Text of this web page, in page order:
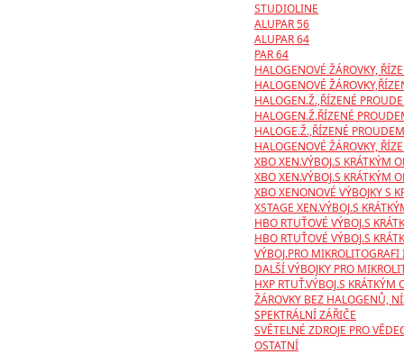
STUDIOLINE
ALUPAR 56
ALUPAR 64
PAR 64
HALOGENOVÉ ŽÁROVKY,
HALOGENOVÉ
HALOGEN.Ž.,ŘÍZENÉ
HALOGEN.Ž.ŘÍZENÉ
HALOGE.Ž.,ŘÍZENÉ
HALOGENOVÉ ŽÁROVKY,
XBO XEN.VÝBOJ.S KRÁTKÝM
XBO XEN.VÝBOJ.S KRÁTKÝM
XBO XENONOVÉ VÝBOJKY S
XSTAGE XEN.VÝBOJ.S
HBO RTUŤOVÉ VÝBOJ.S
HBO RTUŤOVÉ VÝBOJ.S
VÝBOJ.PRO
DALŠÍ VÝBOJKY PRO
HXP RTUŤ.VÝBOJ.S
ŽÁROVKY BEZ HALOGENŮ,
SPEKTRÁLNÍ ZÁŘIČE
SVĚTELNÉ ZDROJE PRO
OSTATNÍ